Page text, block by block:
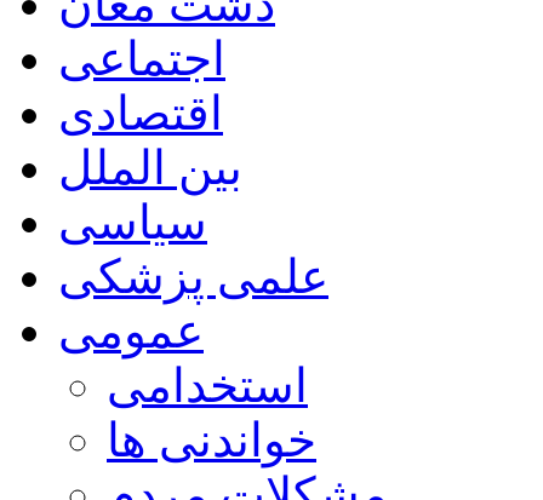
اجتماعی
اقتصادی
بین الملل
سیاسی
علمی پزشکی
عمومی
استخدامی
خواندنی ها